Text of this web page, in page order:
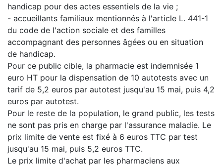
handicap pour des actes essentiels de la vie ;
- accueillants familiaux mentionnés à l'article L. 441-1
du code de l'action sociale et des familles
accompagnant des personnes âgées ou en situation
de handicap.
Pour ce public cible, la pharmacie est indemnisée 1
euro HT pour la dispensation de 10 autotests avec un
tarif de 5,2 euros par autotest jusqu'au 15 mai, puis 4,2
euros par autotest.
Pour le reste de la population, le grand public, les tests
ne sont pas pris en charge par l'assurance maladie. Le
prix limite de vente est fixé à 6 euros TTC par test
jusqu'au 15 mai, puis 5,2 euros TTC.
Le prix limite d'achat par les pharmaciens aux